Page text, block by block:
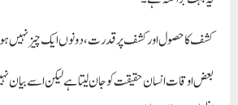
کشف کا حصول اور کشف پر قدرت، دونوں ایک چیز نہیں
بعض اوقات انسان حقیقت کو جان لیتا ہے لیکن اسے بیان